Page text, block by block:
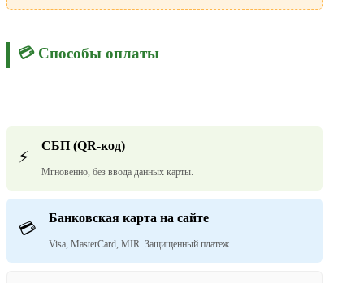
💳 Способы оплаты
⚡
СБП (QR-код)
Мгновенно, без ввода данных карты.
💳
Банковская карта на сайте
Visa, MasterCard, MIR. Защищенный платеж.